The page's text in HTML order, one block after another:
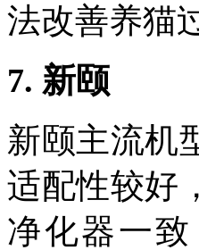
法改善养猫
7. 新颐
新颐主流机
适配性较好
净化器一